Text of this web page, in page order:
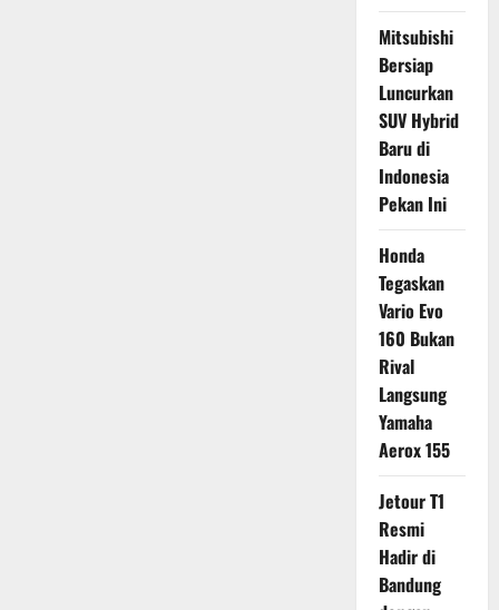
Mitsubishi
Bersiap
Luncurkan
SUV Hybrid
Baru di
Indonesia
Pekan Ini
Honda
Tegaskan
Vario Evo
160 Bukan
Rival
Langsung
Yamaha
Aerox 155
Jetour T1
Resmi
Hadir di
Bandung